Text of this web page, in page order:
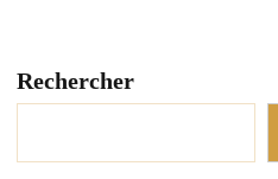
Rechercher